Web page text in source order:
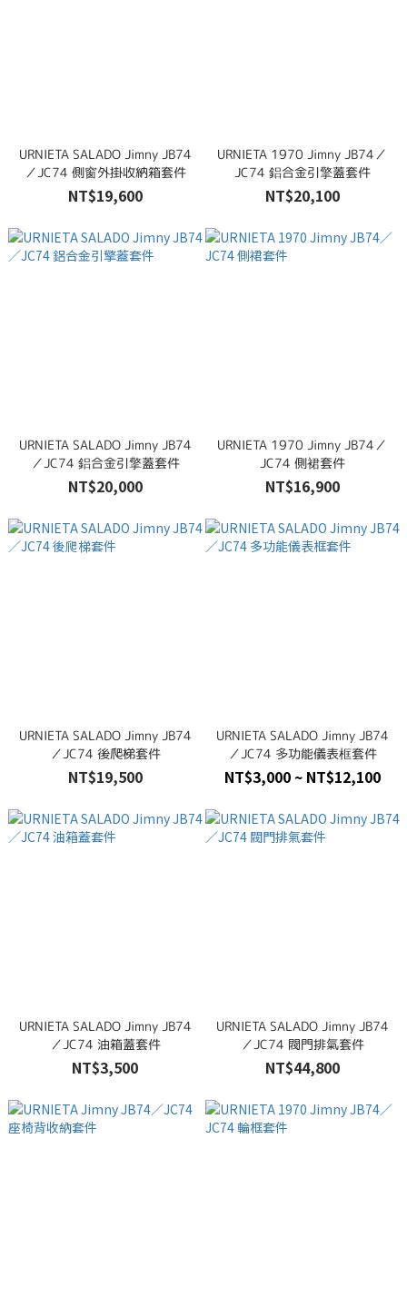
URNIETA SALADO Jimny JB74
／JC74 側窗外掛收納箱套件
NT$19,600
URNIETA 1970 Jimny JB74／
JC74 鋁合金引擎蓋套件
NT$20,100
URNIETA SALADO Jimny JB74
／JC74 鋁合金引擎蓋套件
NT$20,000
URNIETA 1970 Jimny JB74／
JC74 側裙套件
NT$16,900
URNIETA SALADO Jimny JB74
／JC74 後爬梯套件
NT$19,500
URNIETA SALADO Jimny JB74
／JC74 多功能儀表框套件
NT$3,000 ~ NT$12,100
URNIETA SALADO Jimny JB74
／JC74 油箱蓋套件
NT$3,500
URNIETA SALADO Jimny JB74
／JC74 閥門排氣套件
NT$44,800